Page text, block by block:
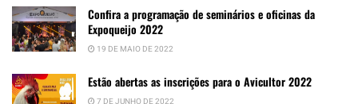
Confira a programação de seminários e oficinas da
Expoqueijo 2022
19 DE MAIO DE 2022
Estão abertas as inscrições para o Avicultor 2022
7 DE JUNHO DE 2022